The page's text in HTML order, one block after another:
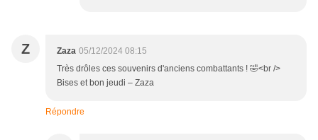
Z Zaza 05/12/2024 08:15
Très drôles ces souvenirs d'anciens combattants ! 🤣<br />
Bises et bon jeudi – Zaza
Répondre